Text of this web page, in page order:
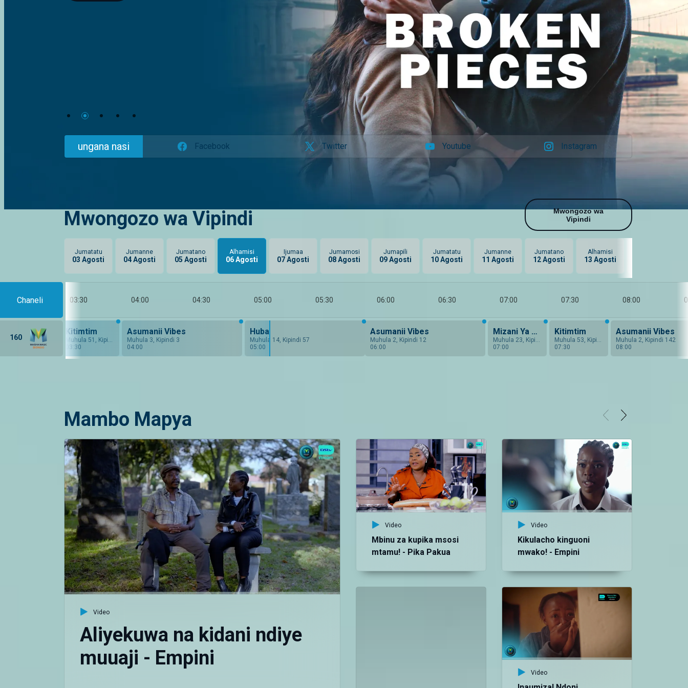
ungana nasi Facebook Twitter Youtube Instagram
Mwongozo wa Vipindi
Mwongozo wa
Vipindi
Jumatatu
03 Agosti
Jumanne
04 Agosti
Jumatano
05 Agosti
Alhamisi
06 Agosti
Ijumaa
07 Agosti
Jumamosi
08 Agosti
Jumapili
09 Agosti
Jumatatu
10 Agosti
Jumanne
11 Agosti
Jumatano
12 Agosti
Alhamisi
13 Agosti
Chaneli
160
03:00 03:30 04:00 04:30 05:00 05:30 06:00 06:30 07:00 07:30 08:00
Kitimtim
03:30
Asumanii Vibes
Muhula 3, Kipindi 3
04:00
Huba
Muhula 14, Kipindi 57
05:00
Asumanii Vibes
Muhula 2, Kipindi 12
06:00
Mizani Ya Ushambenga
07:00
Kitimtim
07:30
Asumanii Vibes
Muhula 2, Kipindi 142
08:00
Mambo Mapya
Video
Aliyekuwa na kidani ndiye
muuaji - Empini
Video
Mbinu za kupika msosi
mtamu! - Pika Pakua
Video
Kikulacho kinguoni
mwako! - Empini
Video